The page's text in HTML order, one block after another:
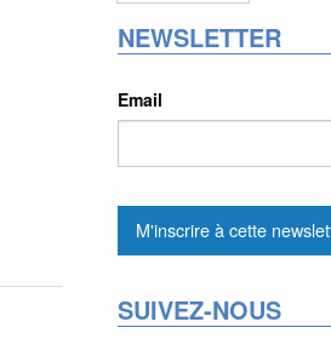
NEWSLETTER
Email
SUIVEZ-NOUS